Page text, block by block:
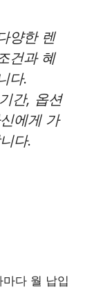
양한 렌
건과 혜
다.
간, 옵션
에게 가
다.
다 월 납입